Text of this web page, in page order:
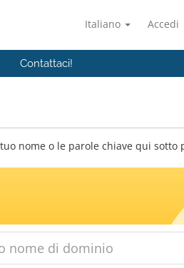
Italiano Accedi
Contattaci!
nome o le parole chiave qui